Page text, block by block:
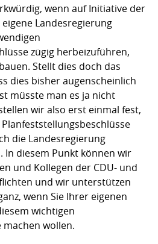
wenn auf Initiative der
Landesregierung
zügig herbeizuführen,
Stellt dies doch das
dies bisher augenscheinlich
müsste man es ja nicht
wir also erst einmal fest,
die Landesregierung
diesem Punkt können wir
und Kollegen der CDU- und
und wir unterstützen
wenn Sie Ihrer eigenen
wichtigen
wollen.